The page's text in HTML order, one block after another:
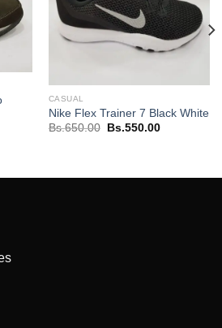
CASUAL
Nike Flex Trainer 7 Black White
Bs.650.00
El
Bs.550.00El